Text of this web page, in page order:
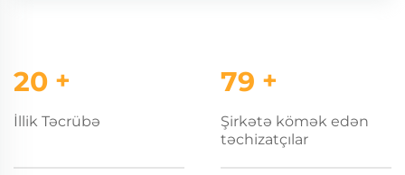
30 +
İllik Təcrübə
119 +
Şirkətə kömək edən
təchizatçılar